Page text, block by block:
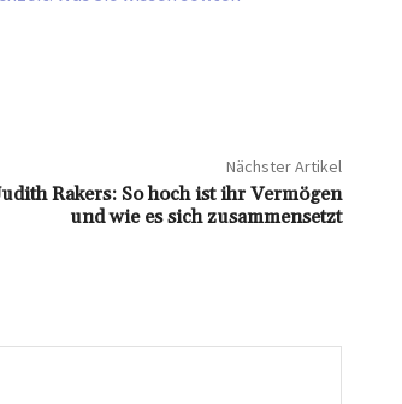
Nächster Artikel
Rakers: So hoch ist ihr Vermögen
und wie es sich zusammensetzt